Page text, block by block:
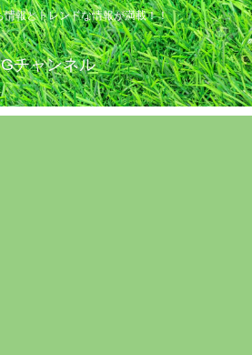
情報とトレンドな情報が満載！！
Gチャンネル